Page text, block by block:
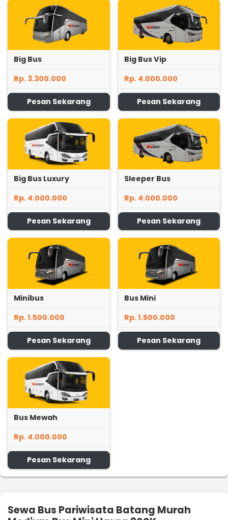
Big Bus
Rp. 3.300.000
Pesan Sekarang
Big Bus Vip
Rp. 4.000.000
Pesan Sekarang
Big Bus Luxury
Rp. 4.000.000
Pesan Sekarang
Sleeper Bus
Rp. 4.000.000
Pesan Sekarang
Minibus
Rp. 1.500.000
Pesan Sekarang
Bus Mini
Rp. 1.500.000
Pesan Sekarang
Bus Mewah
Rp. 4.000.000
Pesan Sekarang
Sewa Bus Pariwisata Batang Murah